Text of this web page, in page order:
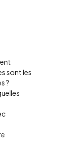
sont les
?